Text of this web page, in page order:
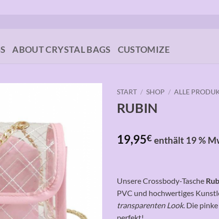
ABOUT CRYSTAL BAGS CUSTOMIZE
Wunschliste
START / SHOP / ALLE
RUBIN
19,95€ enthält 19 %
Unsere Crossbody-Tasche
PVC und hochwertiges
transparenten Look. Die